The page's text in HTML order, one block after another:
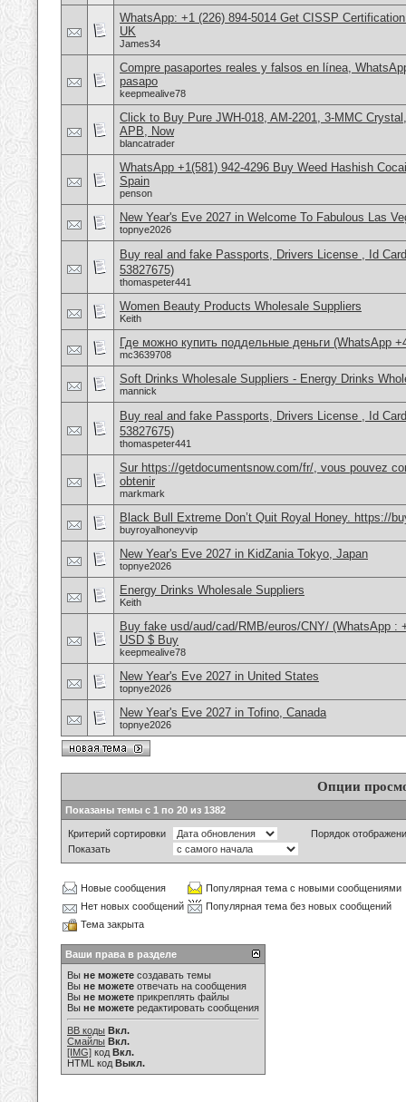
WhatsApp: +1 (226) 894-5014​ Get CISSP
UK
James34
Compre pasaportes reales y falsos en línea,
pasapo
keepmealive78
Click to Buy Pure JWH-018, AM-2201, 3-MMC
APB, Now
blancatrader
WhatsApp +1(581) 942-4296 Buy Weed Hashish
Spain
penson
New Year's Eve 2027 in Welcome To Fabulous Las
topnye2026
Buy real and fake Passports, Drivers License , Id
53827675)
thomaspeter441
Women Beauty Products Wholesale Suppliers
Keith
Где можно купить поддельные деньги (WhatsApp
mc3639708
Soft Drinks Wholesale Suppliers - Energy Drinks
mannick
Buy real and fake Passports, Drivers License , Id
53827675)
thomaspeter441
Sur https://getdocumentsnow.com/fr/, vous pouvez
obtenir
markmark
Black Bull Extreme Don’t Quit Royal Honey. https://
buyroyalhoneyvip
New Year's Eve 2027 in KidZania Tokyo, Japan
topnye2026
Energy Drinks Wholesale Suppliers
Keith
Buy fake usd/aud/cad/RMB/euros/CNY/ (WhatsApp :
USD $ Buy
keepmealive78
New Year's Eve 2027 in United States
topnye2026
New Year's Eve 2027 in Tofino, Canada
topnye2026
Опции
Показаны темы с 1 по 20 из 1382
Критерий сортировки
Порядок
Показать
Новые сообщения
Популярная тема с новыми сообщениями
Нет новых сообщений
Популярная тема без новых сообщений
Тема закрыта
Ваши права в разделе
Вы не можете создавать темы
Вы не можете отвечать на сообщения
Вы не можете прикреплять файлы
Вы не можете редактировать сообщения
BB коды Вкл.
Смайлы Вкл.
[IMG] код Вкл.
HTML код Выкл.